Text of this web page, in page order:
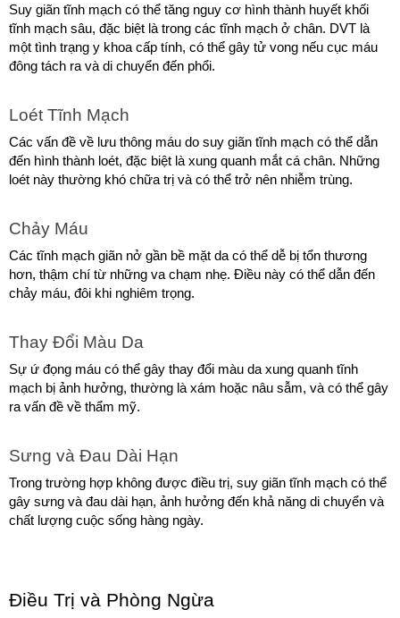
Suy giãn tĩnh mạch có thể tăng nguy cơ hình thành huyết khối
tĩnh mạch sâu, đặc biệt là trong các tĩnh mạch ở chân. DVT là
một tình trạng y khoa cấp tính, có thể gây tử vong nếu cục máu
đông tách ra và di chuyển đến phổi.
Loét Tĩnh Mạch
Các vấn đề về lưu thông máu do suy giãn tĩnh mạch có thể dẫn
đến hình thành loét, đặc biệt là xung quanh mắt cá chân. Những
loét này thường khó chữa trị và có thể trở nên nhiễm trùng.
Chảy Máu
Các tĩnh mạch giãn nở gần bề mặt da có thể dễ bị tổn thương
hơn, thậm chí từ những va chạm nhẹ. Điều này có thể dẫn đến
chảy máu, đôi khi nghiêm trọng.
Thay Đổi Màu Da
Sự ứ đọng máu có thể gây thay đổi màu da xung quanh tĩnh
mạch bị ảnh hưởng, thường là xám hoặc nâu sẫm, và có thể gây
ra vấn đề về thẩm mỹ.
Sưng và Đau Dài Hạn
Trong trường hợp không được điều trị, suy giãn tĩnh mạch có thể
gây sưng và đau dài hạn, ảnh hưởng đến khả năng di chuyển và
chất lượng cuộc sống hàng ngày.
Điều Trị và Phòng Ngừa